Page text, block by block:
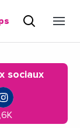
sociaux